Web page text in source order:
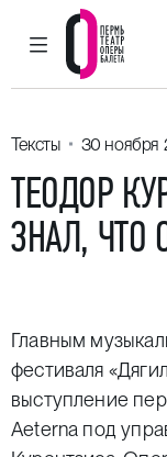
ГЛАВНОЕ МЕНЮ
Тексты 30 ноября
ТЕОДОР
ЗНАЛ, ЧТО
Главным
фестиваля
выступление
Aeterna под